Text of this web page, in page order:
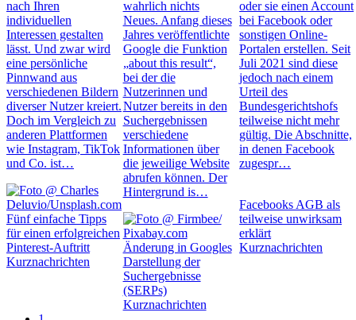
nach Ihren
individuellen
Interessen gestalten
lässt. Und zwar wird
eine persönliche
Pinnwand aus
verschiedenen Bildern
diverser Nutzer kreiert.
Doch im Vergleich zu
anderen Plattformen
wie Instagram, TikTok
und Co. ist…
Fünf einfache Tipps
für einen erfolgreichen
Pinterest-Auftritt
Kurznachrichten
wahrlich nichts
Neues. Anfang dieses
Jahres veröffentlichte
Google die Funktion
„about this result“,
bei der die
Nutzerinnen und
Nutzer bereits in den
Suchergebnissen
verschiedene
Informationen über
die jeweilige Website
abrufen können. Der
Hintergrund is…
Änderung in Googles
Darstellung der
Suchergebnisse
(SERPs)
Kurznachrichten
oder sie einen Account
bei Facebook oder
sonstigen Online-
Portalen erstellen. Seit
Juli 2021 sind diese
jedoch nach einem
Urteil des
Bundesgerichtshofs
teilweise nicht mehr
gültig. Die Abschnitte,
in denen Facebook
zugespr…
Facebooks AGB als
teilweise unwirksam
erklärt
Kurznachrichten